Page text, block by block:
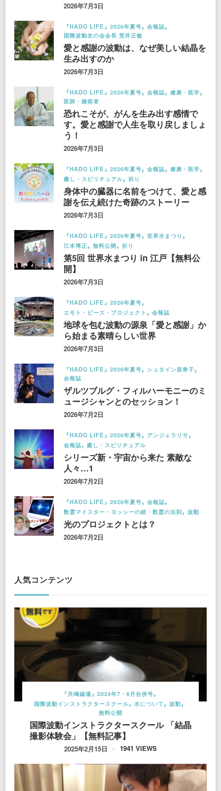
2026年7月3日
『HADO LIFE』2026年夏号
会報誌
国際波動友の会会長 荒井正敏
愛と感謝の波動は、なぜ美しい結晶を
生み出すのか
2026年7月3日
『HADO LIFE』2026年夏号 会報誌
健康・医学
医師・施術者
恐れこそが、がんを生み出す感情で
す。愛と感謝で人生を取り戻しましょ
う！
2026年7月3日
『HADO LIFE』2026年夏号 会報誌
健康・医学
癒し・スピリチュアル
祈り
身体中の臓器に名前をつけて、愛と感
謝を伝え続けた奇跡のストーリー
2026年7月3日
『HADO LIFE』2026年夏号
世界水まつり
江本博正
無料公開 祈り
第5回 世界水まつり in 江戸【無料公
開】
2026年7月3日
『HADO LIFE』2026年夏号
エモト・ピース・プロジェクト
会報誌
地球を包む波動の源泉「愛と感謝」か
ら始まる素晴らしい世界
2026年7月3日
『HADO LIFE』2026年夏号
シュタイン亜希子
会報誌
ザルツブルグ・フィルハーモニーのミ
ュージシャンとのセッション！
2026年7月2日
『HADO LIFE』2026年夏号
アンジェラリサ
会報誌
癒し・スピリチュアル
シリーズ新・宇宙から来た 素敵な
人々…1
2026年7月2日
『HADO LIFE』2026年夏号
会報誌
数霊マイスター・ヨッシーの続・数霊の法則
波動
光のプロジェクトとは？
2026年7月2日
人気コンテンツ
『共鳴磁場』2024年7・8月合併号
国際波動インストラクタースクール
水について
波動
無料公開
国際波動インストラクタースクール 「結晶
撮影体験会」【無料記事】
2025年2月15日 1941 VIEWS